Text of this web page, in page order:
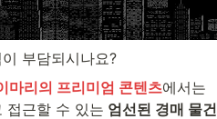
부담되시나요?
마리의 프리미엄 콘텐츠에서는
접근할 수 있는 엄선된 경매 물건